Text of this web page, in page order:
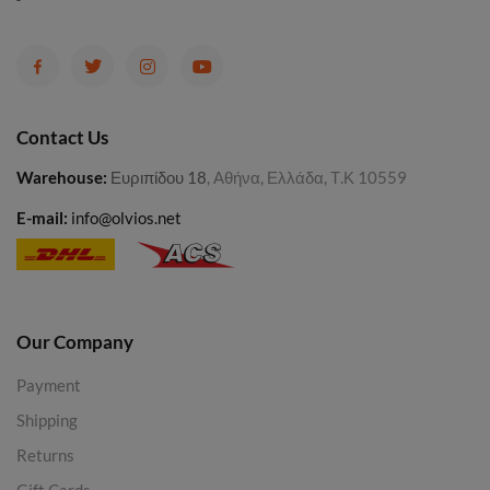
Contact Us
Warehouse: Ευριπίδου 18, Αθήνα, Ελλάδα, Τ.Κ 10559
E-mail: info@olvios.net
Our Company
Payment
Shipping
Returns